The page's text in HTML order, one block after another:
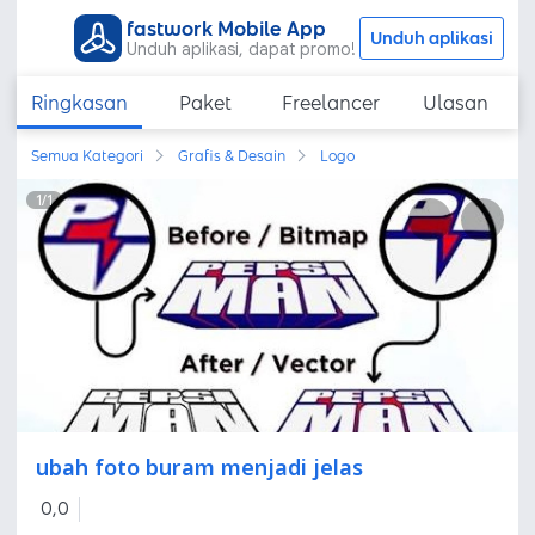
fastwork Mobile App
Unduh aplikasi, dapat promo! Unduh aplikasi
Ringkasan Paket Freelancer Ulasan
Semua Kategori Grafis & Desain Logo
1/1
ubah foto buram menjadi jelas
0,0